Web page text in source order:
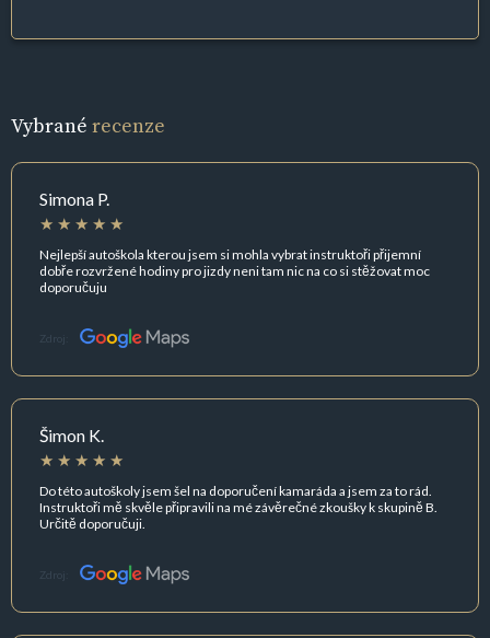
Vybrané recenze
Simona P.
Nejlepší autoškola kterou jsem si mohla vybrat instruktoři přijemní
dobře rozvržené hodiny pro jizdy neni tam nic na co si stěžovat moc
doporučuju
Zdroj:
Šimon K.
Do této autoškoly jsem šel na doporučení kamaráda a jsem za to rád.
Instruktoři mě skvěle připravili na mé závěrečné zkoušky k skupině B.
Určitě doporučuji.
Zdroj: